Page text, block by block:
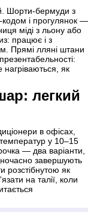
Шорти-бермуди з
кодом і прогулянок —
міді з льону або
працює і з
Прямі лляні штани
як
легкий
в офісах,
температур у 10–15
— два варіанти,
завершують
розстібнутою як
на талії, коли